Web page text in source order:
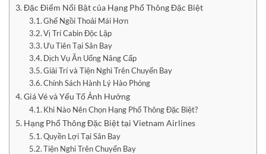
Đặc Điểm Nổi Bật của Hạng Phổ Thông Đặc Biệt
Ghế Ngồi Thoải Mái Hơn
Vị Trí Cabin Độc Lập
Ưu Tiên Tại Sân Bay
Dịch Vụ Ăn Uống Nâng Cấp
Giải Trí và Tiện Nghi Trên Chuyến Bay
Chính Sách Hành Lý Hào Phóng
Giá Vé và Yếu Tố Ảnh Hưởng
Khi Nào Nên Chọn Hạng Phổ Thông Đặc Biệt?
Hạng Phổ Thông Đặc Biệt tại Vietnam Airlines
Quyền Lợi Tại Sân Bay
Tiện Nghi Trên Chuyến Bay